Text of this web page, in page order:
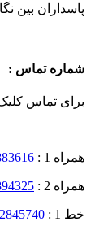
پاسداران بین
شماره تماس :
برای تماس
همراه 1 :
همراه 2 :
خط 1 :